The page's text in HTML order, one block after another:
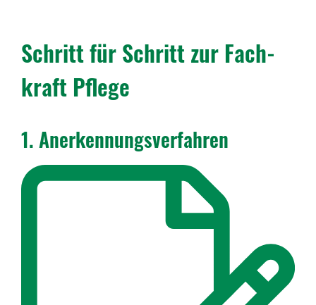
Schritt für Schritt zur Fach­
kraft Pflege
1. Aner­ken­nungs­ver­fahren